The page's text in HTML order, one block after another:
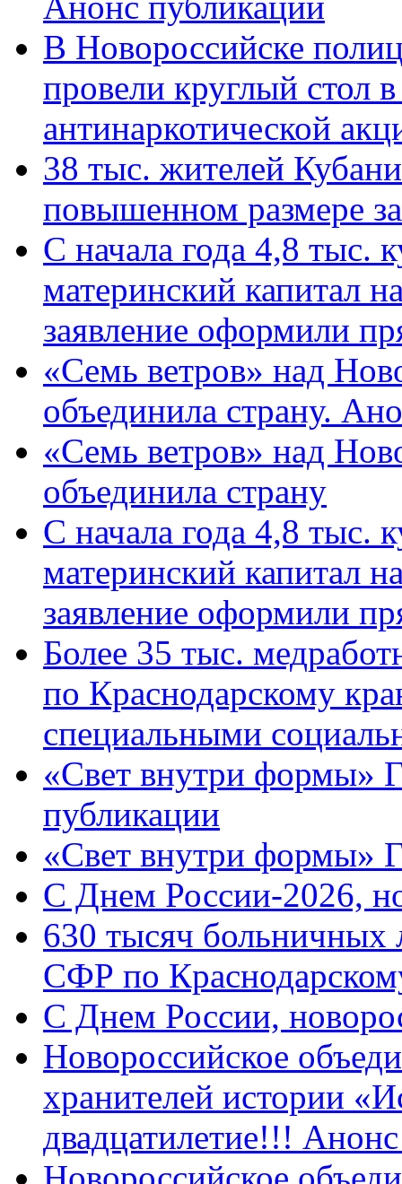
В Новороссийске
провели круглый стол
антинаркотической
38 тыс. жителей
повышенном размере
С начала года 4,8 тыс.
материнский капитал
заявление оформили
«Семь ветров» над
объединила страну.
«Семь ветров» над
объединила страну
С начала года 4,8 тыс.
материнский капитал
заявление оформили
Более 35 тыс.
по Краснодарскому
специальными
«Свет внутри формы»
публикации
«Свет внутри формы»
C Днем России-2026,
630 тысяч больничных
СФР по
C Днем России,
Новороссийское
хранителей истории
двадцатилетие!!!